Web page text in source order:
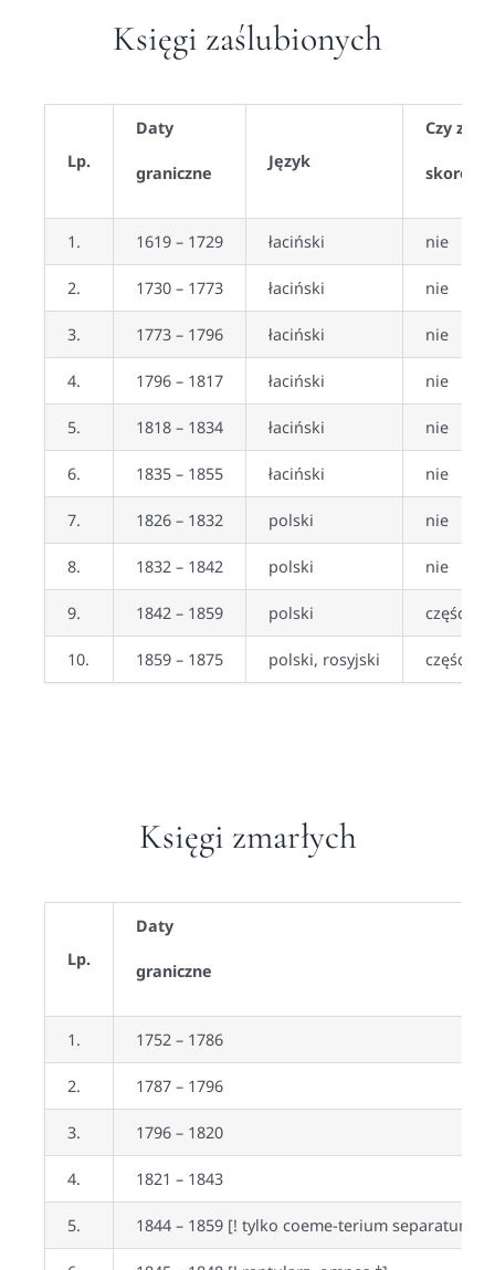
Księgi zaślubionych
Lp.
Daty
graniczne
Język
Czy
1. 1619 – 1729 łaciński nie
2. 1730 – 1773 łaciński nie
3. 1773 – 1796 łaciński nie
4. 1796 – 1817 łaciński nie
5. 1818 – 1834 łaciński nie
6. 1835 – 1855 łaciński nie
7. 1826 – 1832 polski nie
8. 1832 – 1842 polski nie
9. 1842 – 1859 polski
10. 1859 – 1875 polski, rosyjski
Księgi zmarłych
Lp.
Daty
graniczne
1. 1752 – 1786
2. 1787 – 1796
3. 1796 – 1820
4. 1821 – 1843
5. 1844 – 1859 [! tylko coeme-terium separatum